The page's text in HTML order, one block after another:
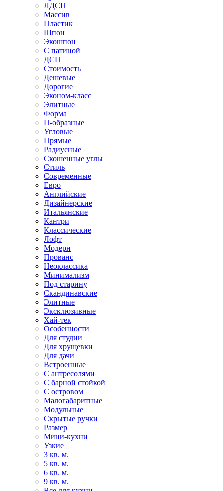
ЛДСП
Массив
Пластик
Шпон
Экошпон
С патиной
ДСП
Стоимость
Дешевые
Дорогие
Эконом-класс
Элитные
Форма
П-образные
Угловые
Прямые
Радиусные
Скошенные углы
Стиль
Современные
Евро
Английские
Дизайнерские
Итальянские
Кантри
Классические
Лофт
Модерн
Прованс
Неоклассика
Минимализм
Под старину
Скандинавские
Элитные
Эксклюзивные
Хай-тек
Особенности
Для студии
Для хрущевки
Для дачи
Встроенные
С антресолями
С барной стойкой
С островом
Малогабаритные
Модульные
Скрытые ручки
Размер
Мини-кухни
Узкие
3 кв. м.
5 кв. м.
6 кв. м.
9 кв. м.